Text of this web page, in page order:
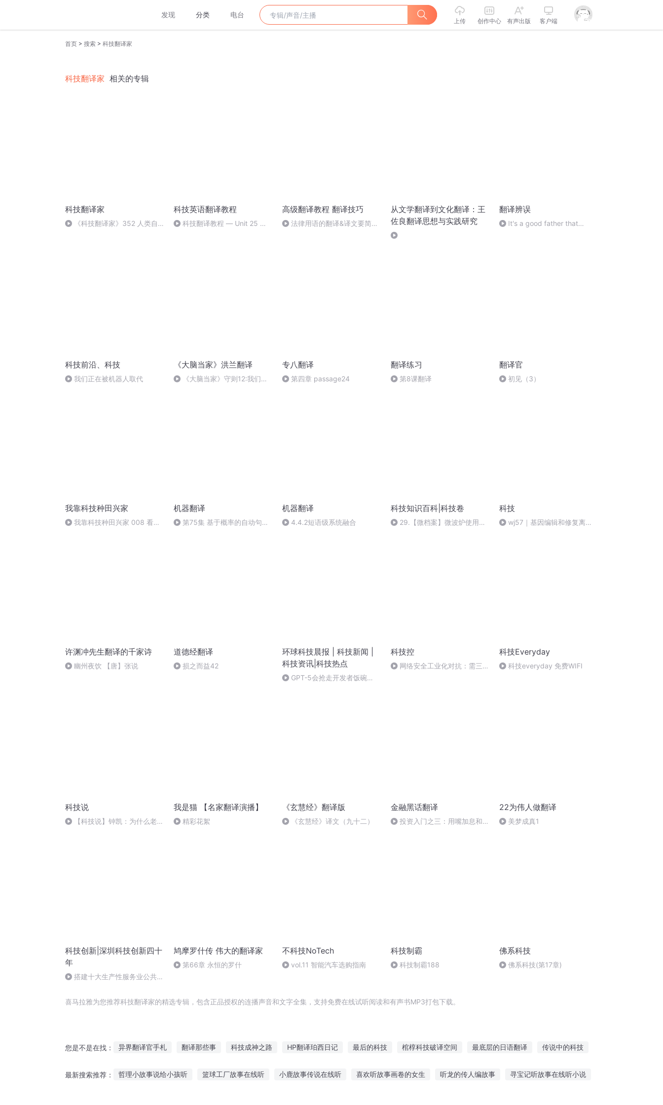
发现 分类 电台
上传 创作中心 有声出版 客户端
首页 > 搜索 > 科技翻译家
科技翻译家 相关的专辑
科技翻译家
《科技翻译家》352 人类自
科技英语翻译教程
科技翻译教程 — Unit 25 —
高级翻译教程 翻译技巧
法律用语的翻译&译文要简
从文学翻译到文化翻译：王
佐良翻译思想与实践研究
翻译辨误
It's a good father that
科技前沿、科技
我们正在被机器人取代
《大脑当家》洪兰翻译
《大脑当家》守则12:我们是
专八翻译
第四章 passage24
翻译练习
第8课翻译
翻译官
初见（3）
我靠科技种田兴家
我靠科技种田兴家 008 看上
机器翻译
第75集 基于概率的自动句法
机器翻译
4.4.2短语级系统融合
科技知识百科|科技卷
29.【微档案】微波炉使用小
科技
wj57｜基因编辑和修复离我
许渊冲先生翻译的千家诗
幽州夜饮 【唐】张说
道德经翻译
损之而益42
环球科技晨报 | 科技新闻 |
科技资讯|科技热点
GPT-5会抢走开发者饭碗
科技控
网络安全工业化对抗：需三方
科技Everyday
科技everyday 免费WIFI
科技说
【科技说】钟凯：为什么老年
我是猫 【名家翻译演播】
精彩花絮
《玄慧经》翻译版
《玄慧经》译文（九十二）
金融黑话翻译
投资入门之三：用嘴加息和算
22为伟人做翻译
美梦成真1
科技创新|深圳科技创新四十
年
搭建十大生产性服务业公共服
鸠摩罗什传 伟大的翻译家
第66章 永恒的罗什
不科技NoTech
vol.11 智能汽车选购指南
科技制霸
科技制霸188
佛系科技
佛系科技(第17章)
喜马拉雅为您推荐科技翻译家的精选专辑，包含正品授权的连播声音和文字全集，支持免费在线试听阅读和有声书MP3打包下载。
您是不是在找： 异界翻译官手札 翻译那些事 科技成神之路 HP翻译珀西日记 最后的科技 棺椁科技破译空间 最底层的日语翻译 传说中的科技
最新搜索推荐： 哲理小故事说给小孩听 篮球工厂故事在线听 小鹿故事传说在线听 喜欢听故事画卷的女生 听龙的传人编故事 寻宝记听故事在线听小说